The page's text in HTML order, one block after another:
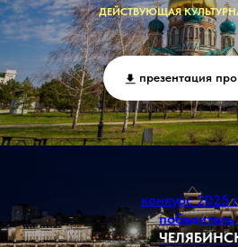
ДЕЙСТВУЮЩАЯ
презентация
конкурс 2025
победитель